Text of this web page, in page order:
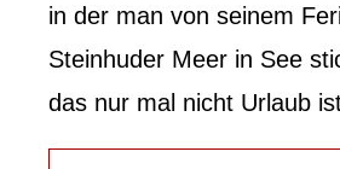
in der man von seinem
Steinhuder Meer in See
das nur mal nicht Urlaub